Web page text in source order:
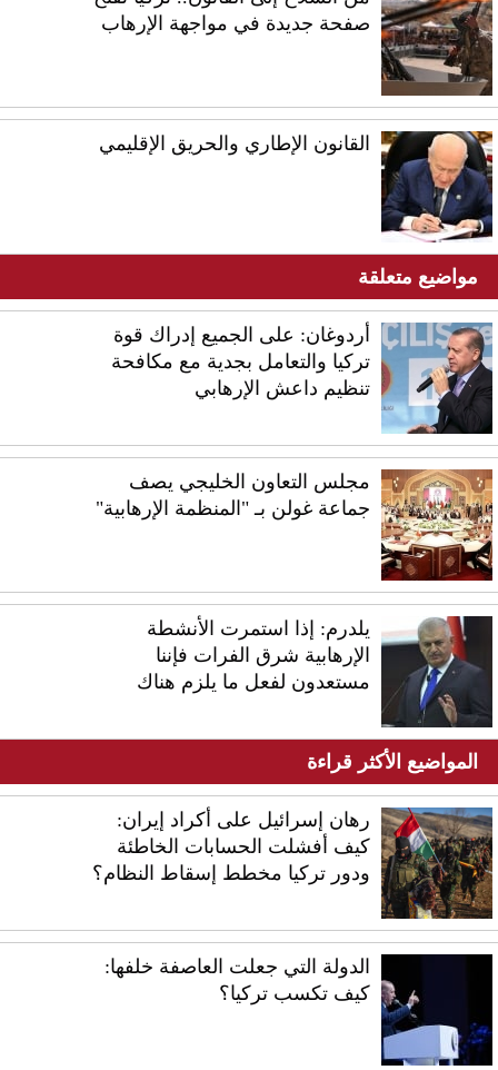
صفحة جديدة في مواجهة الإرهاب
القانون الإطاري والحريق الإقليمي
مواضيع متعلقة
أردوغان: على الجميع إدراك قوة
تركيا والتعامل بجدية مع مكافحة
تنظيم داعش الإرهابي
مجلس التعاون الخليجي يصف
جماعة غولن بـ "المنظمة الإرهابية"
يلدرم: إذا استمرت الأنشطة
الإرهابية شرق الفرات فإننا
مستعدون لفعل ما يلزم هناك
المواضيع الأكثر قراءة
رهان إسرائيل على أكراد إيران:
كيف أفشلت الحسابات الخاطئة
ودور تركيا مخطط إسقاط النظام؟
الدولة التي جعلت العاصفة خلفها:
كيف تكسب تركيا؟